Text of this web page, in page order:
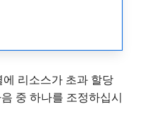
에 리소스가 초과 할당
중 하나를 조정하십시